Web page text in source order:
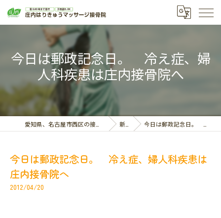
今日は郵政記念日。 冷え症、婦
人科疾患は庄内接骨院へ
愛知県、名古屋市西区の接骨院なら庄内はりきゅうマッサージ接骨院 新着情報 今日は郵政記念日。 冷え症、婦人科疾患は庄内接骨院へ
今日は郵政記念日。 冷え症、婦人科疾患は
庄内接骨院へ
2012/04/20